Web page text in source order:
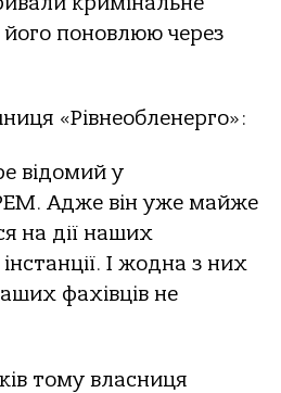
поновлюю через
«Рівнеобленерго»:
відомий у
Адже він уже майже
на дії наших
інстанції. І жодна з них
фахівців не
тому власниця